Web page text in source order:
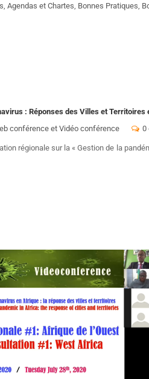
Agendas et Chartes Bonnes Pratiques
: Réponses des Villes et Territoires
conférence et Vidéo conférence 0
régionale sur la « Gestion de la